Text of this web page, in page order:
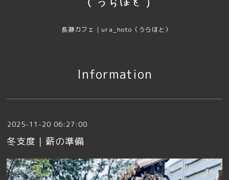
長瀞カフェ｜ura_hoto（うらほと）
Information
2025-11-20 06:27:00
冬支度｜薪の準備